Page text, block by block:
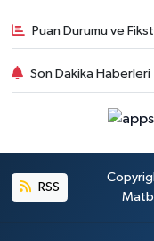
Puan Durumu ve
Son Dakika Haberleri
RSS